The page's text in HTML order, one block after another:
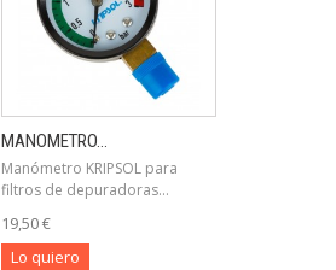
MANOMETRO...
Manómetro KRIPSOL para
filtros de depuradoras...
19,50 €
Lo quiero